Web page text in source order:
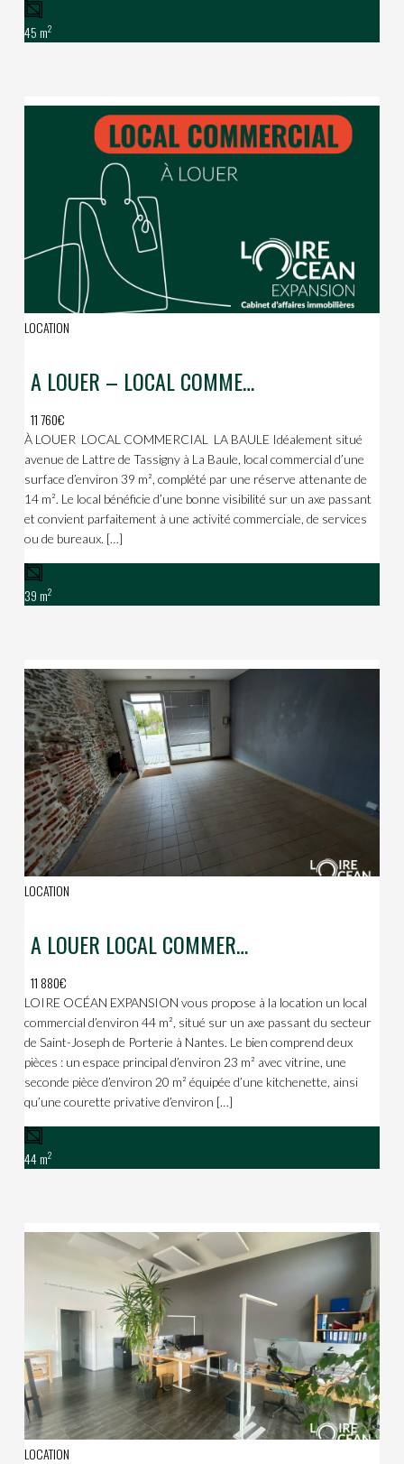
45 m2
LOCATION
A LOUER – LOCAL COMMERCIAL AVENUE DE LATTRE – LA BAULE
11 760€
À LOUER  LOCAL COMMERCIAL  LA BAULE Idéalement situé
avenue de Lattre de Tassigny à La Baule, local commercial d’une
surface d’environ 39 m², complété par une réserve attenante de
14 m². Le local bénéficie d’une bonne visibilité sur un axe passant
et convient parfaitement à une activité commerciale, de services
ou de bureaux. […]
39 m2
LOCATION
A LOUER LOCAL COMMERCIAL
11 880€
LOIRE OCÉAN EXPANSION vous propose à la location un local
commercial d’environ 44 m², situé sur un axe passant du secteur
de Saint-Joseph de Porterie à Nantes. Le bien comprend deux
pièces : un espace principal d’environ 23 m² avec vitrine, une
seconde pièce d’environ 20 m² équipée d’une kitchenette, ainsi
qu’une courette privative d’environ […]
44 m2
LOCATION